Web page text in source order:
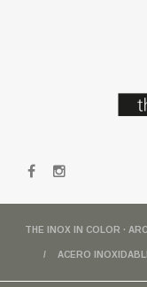
THE INOX IN COLOR ·
ACERO